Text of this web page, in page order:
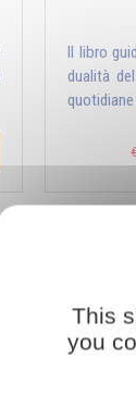
Il libro
dualità
This
you